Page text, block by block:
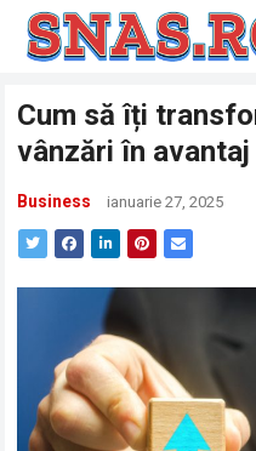
Cum să îți
vânzări în
Business ianuarie 27, 2025